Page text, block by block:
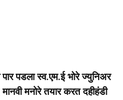
पार पडला स्व.एम.ई भोरे ज्युनिअर
मनोरे तयार करत दहीहंडी